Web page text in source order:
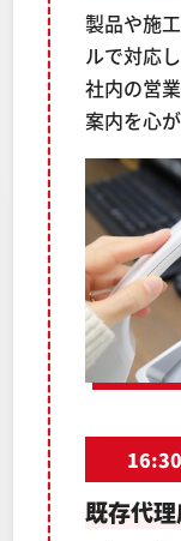
製品や施
ルで対応し
社内の営
案内を心が
16:30
既存代